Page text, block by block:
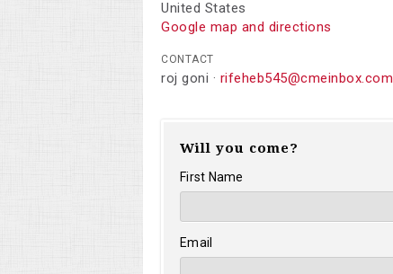
United States
Google map and directions
CONTACT
roj goni · rifeheb545@cmeinbox.com
Will you come?
First Name
Email